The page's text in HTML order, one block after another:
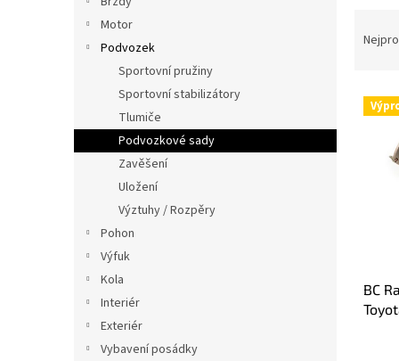
Motor
Podvozek
Sportovní pružiny
Sportovní stabilizátory
Tlumiče
Podvozkové sady
Zavěšení
Uložení
Výztuhy / Rozpěry
Pohon
Výfuk
Kola
Interiér
Exteriér
Vybavení posádky
nV
BC